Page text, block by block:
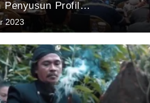
Penyusun Profil
Hayati Kabupaten
Tahun 2023
2023